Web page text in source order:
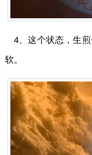
4、这个状态，生
软。